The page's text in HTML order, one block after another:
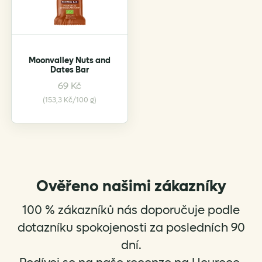
be
chosen
on
product
Moonvalley Nuts and
Dates Bar
69 Kč
(153,3 Kč/100 g)
This
product
multiple
may
chosen
on
Ověřeno našimi zákazníky
100 % zákazníků nás doporučuje podle
dotazníku spokojenosti za posledních 90
dní.